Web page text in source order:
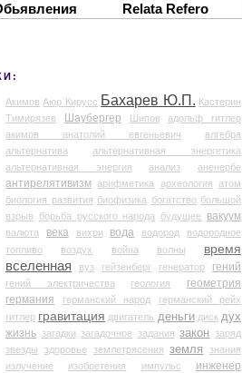
Relata Refero
Акимов Аюр Кирусс Бахарев Ю.П. Кастерин
Тимирязев
Шаубергер Шипов
адольф гитлер
акимов анатолий евгеньевич
алгебра
альтернатива
альтернативная энергетика
альтернативная энергия
анализ аненербе
антирелятивизм арифметика археология атом
биология развития биофизика богатство большой
взрыв
борьба русского народа будущее вакуум
валюта века вихри вода водород
водородное
топливо
воздух война волны
время
вселенная
вуз гейзенберг генератор гений
гений электричества геология
геометрия
германия
германский народ
германский рейх
гитлер гравитация двигатель деньги диск дух
жизнь загадки загадочное задания закон заряд
звезды
здоровье землетрясения земля
знания
излучение
изобретения импульс инженер